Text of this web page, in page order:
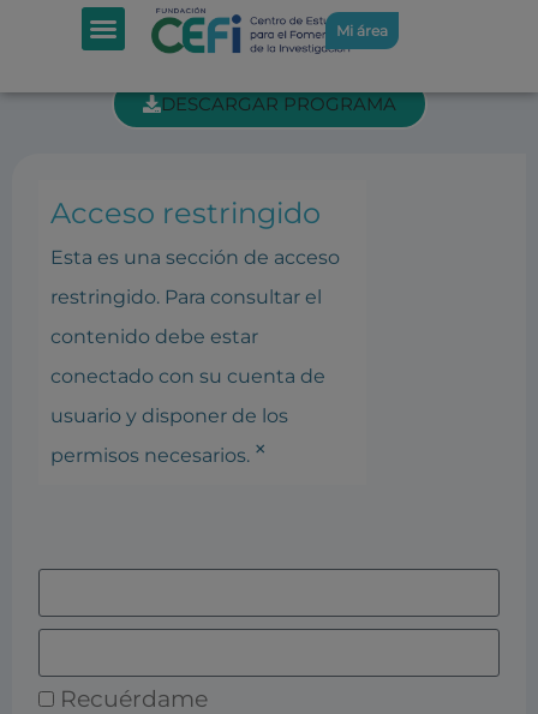
Mi área
SECCIÓN INTRANET: REUNIÓN DEL
DESCARGAR PROGRAMA
Acceso restringido
Esta es una sección de acceso
restringido. Para consultar el
contenido debe estar
conectado con su cuenta de
usuario y disponer de los
permisos necesarios. ×
Recuérdame